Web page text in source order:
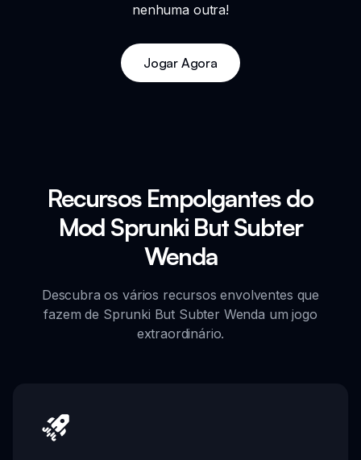
nenhuma outra!
Jogar Agora
Recursos Empolgantes do
Mod Sprunki But Subter
Wenda
Descubra os vários recursos envolventes que
fazem de Sprunki But Subter Wenda um jogo
extraordinário.